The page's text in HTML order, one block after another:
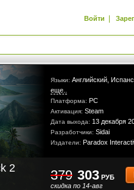
Войти |
Языки: Английский,
еще..
Платформа: PC
Активация: Steam
Дата выхода: 13 декабря
Разработчики: Sidai
Издатели: Paradox
2 379
скидка по 14-авг
303 РУБ